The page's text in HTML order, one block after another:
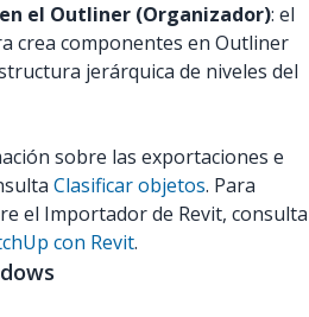
el Outliner (Organizador): el
crea componentes en Outliner
jerárquica de niveles del
sobre las exportaciones e
Clasificar objetos. Para
el Importador de Revit, consulta
con Revit.